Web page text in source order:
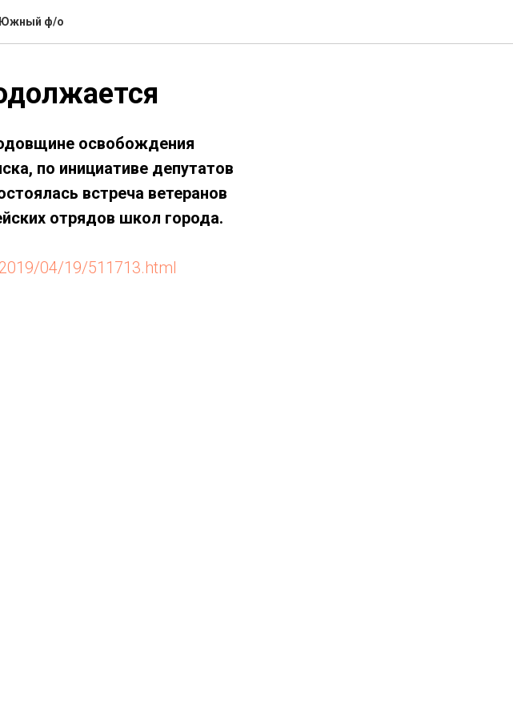
Южный ф/о
освобождения
по инициативе депутатов
встреча ветеранов
отрядов школ города.
04/19/511713.html